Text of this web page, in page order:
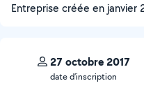
Entreprise créée en janvier
27 octobre 2017
date d’inscription